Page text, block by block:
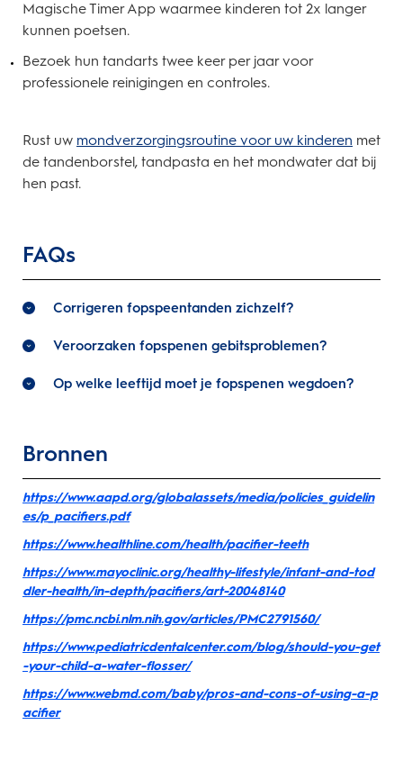
Magische Timer App waarmee kinderen tot 2x langer
kunnen poetsen.
Bezoek hun tandarts twee keer per jaar voor
professionele reinigingen en controles.
Rust uw mondverzorgingsroutine voor uw kinderen met
de tandenborstel, tandpasta en het mondwater dat bij
hen past.
FAQs
Corrigeren fopspeentanden zichzelf?
Veroorzaken fopspenen gebitsproblemen?
Op welke leeftijd moet je fopspenen wegdoen?
Bronnen
https://www.aapd.org/globalassets/media/policies_guidelin
es/p_pacifiers.pdf
https://www.healthline.com/health/pacifier-teeth
https://www.mayoclinic.org/healthy-lifestyle/infant-and-tod
dler-health/in-depth/pacifiers/art-20048140
https://pmc.ncbi.nlm.nih.gov/articles/PMC2791560/
https://www.pediatricdentalcenter.com/blog/should-you-get
-your-child-a-water-flosser/
https://www.webmd.com/baby/pros-and-cons-of-using-a-p
acifier